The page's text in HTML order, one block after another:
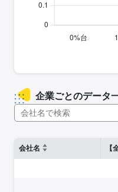
企業ごとのデータ
会社名